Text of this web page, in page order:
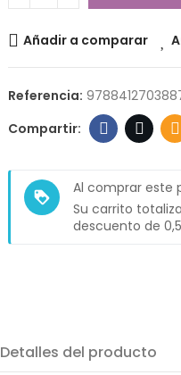
Añadir a comparar
Referencia:
loyalty
Al comprar este
Su carrito
descuento de
Detalles del producto